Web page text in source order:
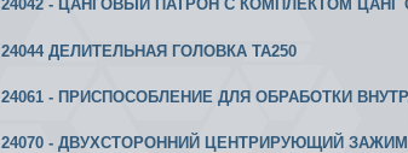
24042 - ЦАНГОВЫЙ ПАТРОН С КОМПЛЕКТОМ ЦАНГ
24044 ДЕЛИТЕЛЬНАЯ ГОЛОВКА ТА250
24061 - ПРИСПОСОБЛЕНИЕ ДЛЯ ОБРАБОТКИ
24070 - ДВУХСТОРОННИЙ ЦЕНТРИРУЮЩИЙ ЗАЖИМ